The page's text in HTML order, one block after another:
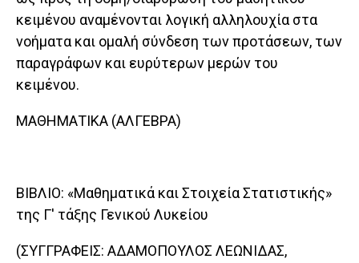
κειμένου αναμένονται λογική αλληλουχία στα
νοήματα και ομαλή σύνδεση των προτάσεων, των
παραγράφων και ευρύτερων μερών του
κειμένου.
ΜΑΘΗΜΑΤΙΚΑ (ΑΛΓΕΒΡΑ)
ΒΙΒΛΙΟ: «Μαθηματικά και Στοιχεία Στατιστικής»
της Γ' τάξης Γενικού Λυκείου
(ΣΥΓΓΡΑΦΕΙΣ: ΑΔΑΜΟΠΟΥΛΟΣ ΛΕΩΝΙΔΑΣ,